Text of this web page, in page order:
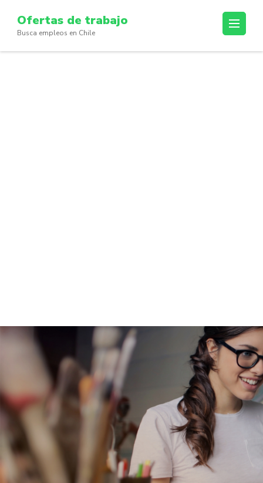
content
(Press
Ofertas de trabajo
Busca empleos en Chile